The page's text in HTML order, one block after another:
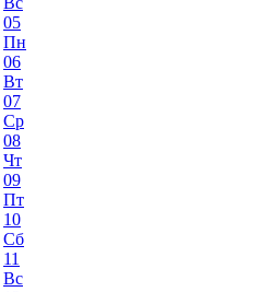
05
Пн
06
Вт
07
Ср
08
Чт
09
Пт
10
Сб
11
Вс